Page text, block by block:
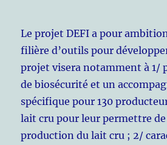
Le projet DEFI a pour
filière d’outils pour
projet visera notamment à 1/
de biosécurité et un
spécifique pour 130
lait cru pour leur permettre de
production du lait cru ; 2/